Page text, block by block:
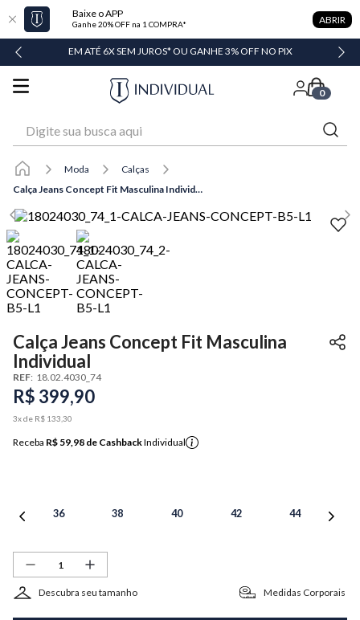
Baixe o APP
Ganhe 20% OFF na 1 COMPRA* ABRIR
EM ATÉ 6X SEM JUROS* OU GANHE 3% OFF NO PIX
0
Moda
Calças
Calça Jeans Concept Fit Masculina Individual
Calça Jeans Concept Fit Masculina
Individual
REF: 18.02.4030_74
R$ 399,90
3x de R$ 133 30
Receba R$ 59,98 de CashbackIndividual
36 38 40 42 44
Descubra seu tamanho Medidas Corporais